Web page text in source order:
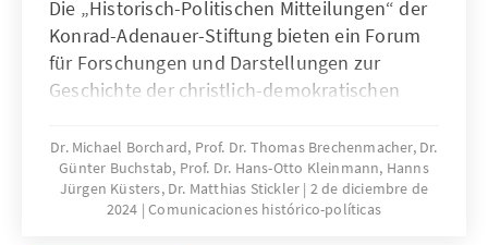
Die „Historisch-Politischen Mitteilungen“ der
Konrad-Adenauer-Stiftung bieten ein Forum
für Forschungen und Darstellungen zur
Geschichte der christlich-demokratischen
Vorgeschichte im Kontext der geistigen,
politischen und sozialen Entwicklungen des
19. und 20. Jahrhunderts. Der thematische
Schwerpunkt liegt auf Deutschland und
Dr. Michael Borchard, Prof. Dr. Thomas Brechenmacher, Dr.
Günter Buchstab, Prof. Dr. Hans-Otto Kleinmann, Hanns
Jürgen Küsters, Dr. Matthias Stickler 2 de diciembre de
2024 Comunicaciones histórico-políticas